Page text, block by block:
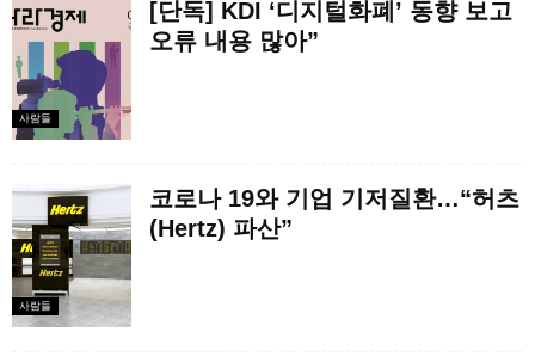
사람들
[단독] KDI ‘디지털화폐’ 동향 보고
오류 내용 많아”
사람들
코로나 19와 기업 기저질환…“허츠
(Hertz) 파산”